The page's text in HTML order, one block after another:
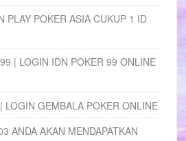
PLAY POKER ASIA CUKUP 1 ID
| LOGIN IDN POKER 99 ONLINE
LOGIN GEMBALA POKER ONLINE
ANDA AKAN MENDAPATKAN